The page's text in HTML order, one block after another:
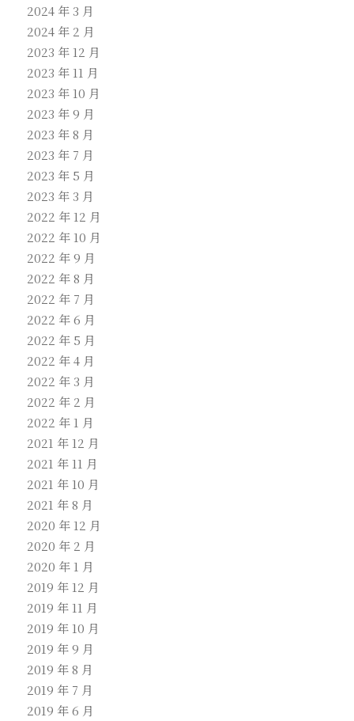
2024 年 3 月
2024 年 2 月
2023 年 12 月
2023 年 11 月
2023 年 10 月
2023 年 9 月
2023 年 8 月
2023 年 7 月
2023 年 5 月
2023 年 3 月
2022 年 12 月
2022 年 10 月
2022 年 9 月
2022 年 8 月
2022 年 7 月
2022 年 6 月
2022 年 5 月
2022 年 4 月
2022 年 3 月
2022 年 2 月
2022 年 1 月
2021 年 12 月
2021 年 11 月
2021 年 10 月
2021 年 8 月
2020 年 12 月
2020 年 2 月
2020 年 1 月
2019 年 12 月
2019 年 11 月
2019 年 10 月
2019 年 9 月
2019 年 8 月
2019 年 7 月
2019 年 6 月